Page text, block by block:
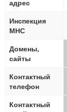
адрес
Инспекция
МНС
Домены,
сайты
Контактный
телефон
Контактный